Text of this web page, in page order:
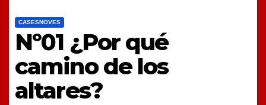
CASESNOVES
Nº01 ¿Por qué
camino de los
altares?